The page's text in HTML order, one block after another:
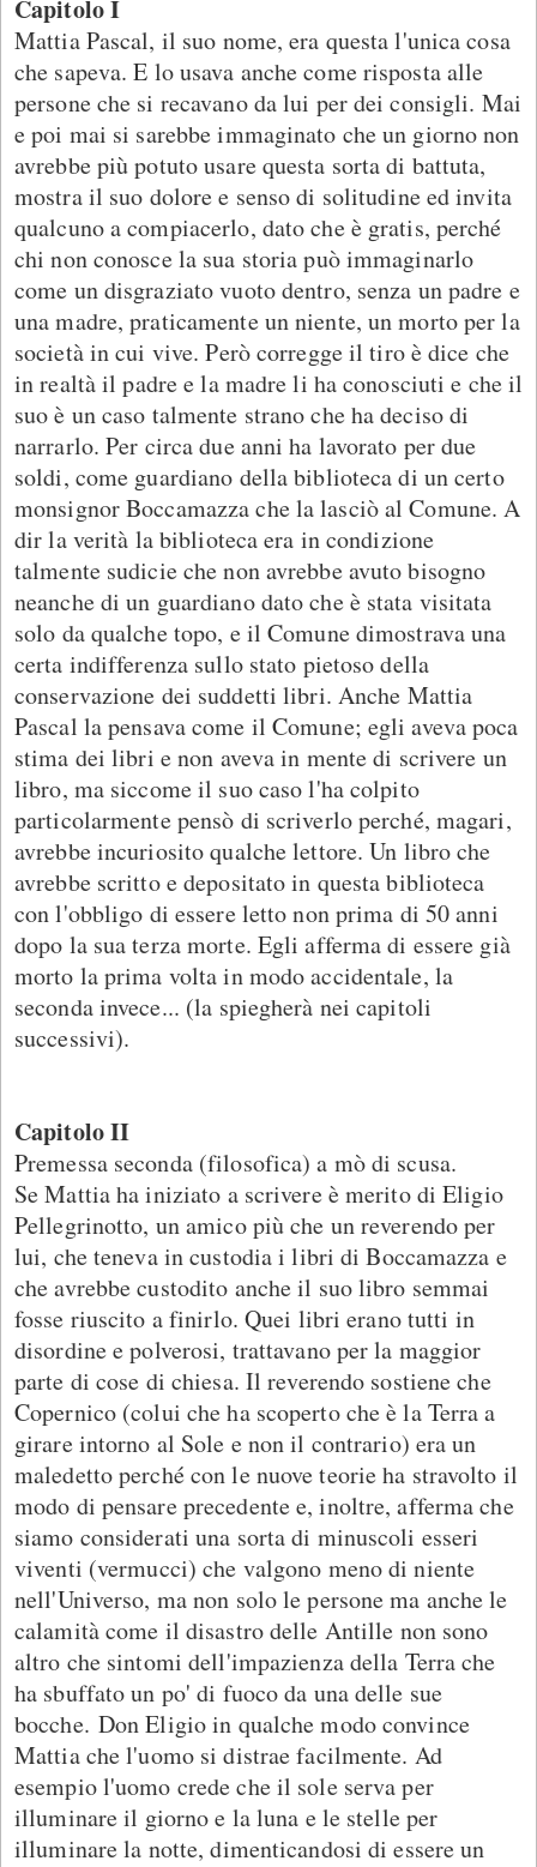
Capitolo I
Mattia Pascal, il suo nome, era questa l'unica cosa
che sapeva. E lo usava anche come risposta alle
persone che si recavano da lui per dei consigli. Mai
e poi mai si sarebbe immaginato che un giorno non
avrebbe più potuto usare questa sorta di battuta,
mostra il suo dolore e senso di solitudine ed invita
qualcuno a compiacerlo, dato che è gratis, perché
chi non conosce la sua storia può immaginarlo
come un disgraziato vuoto dentro, senza un padre e
una madre, praticamente un niente, un morto per la
società in cui vive. Però corregge il tiro è dice che
in realtà il padre e la madre li ha conosciuti e che il
suo è un caso talmente strano che ha deciso di
narrarlo. Per circa due anni ha lavorato per due
soldi, come guardiano della biblioteca di un certo
monsignor Boccamazza che la lasciò al Comune. A
dir la verità la biblioteca era in condizione
talmente sudicie che non avrebbe avuto bisogno
neanche di un guardiano dato che è stata visitata
solo da qualche topo, e il Comune dimostrava una
certa indifferenza sullo stato pietoso della
conservazione dei suddetti libri. Anche Mattia
Pascal la pensava come il Comune; egli aveva poca
stima dei libri e non aveva in mente di scrivere un
libro, ma siccome il suo caso l'ha colpito
particolarmente pensò di scriverlo perché, magari,
avrebbe incuriosito qualche lettore. Un libro che
avrebbe scritto e depositato in questa biblioteca
con l'obbligo di essere letto non prima di 50 anni
dopo la sua terza morte. Egli afferma di essere già
morto la prima volta in modo accidentale, la
seconda invece... (la spiegherà nei capitoli
successivi).
Capitolo II
Premessa seconda (filosofica) a mò di scusa.
Se Mattia ha iniziato a scrivere è merito di Eligio
Pellegrinotto, un amico più che un reverendo per
lui, che teneva in custodia i libri di Boccamazza e
che avrebbe custodito anche il suo libro semmai
fosse riuscito a finirlo. Quei libri erano tutti in
disordine e polverosi, trattavano per la maggior
parte di cose di chiesa. Il reverendo sostiene che
Copernico (colui che ha scoperto che è la Terra a
girare intorno al Sole e non il contrario) era un
maledetto perché con le nuove teorie ha stravolto il
modo di pensare precedente e, inoltre, afferma che
siamo considerati una sorta di minuscoli esseri
viventi (vermucci) che valgono meno di niente
nell'Universo, ma non solo le persone ma anche le
calamità come il disastro delle Antille non sono
altro che sintomi dell'impazienza della Terra che
ha sbuffato un po' di fuoco da una delle sue
bocche. Don Eligio in qualche modo convince
Mattia che l'uomo si distrae facilmente. Ad
esempio l'uomo crede che il sole serva per
illuminare il giorno e la luna e le stelle per
illuminare la notte, dimenticandosi di essere un